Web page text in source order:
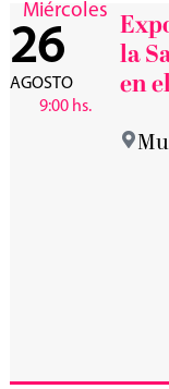
Miércoles
26
AGOSTO
9:00 hs.
la
en